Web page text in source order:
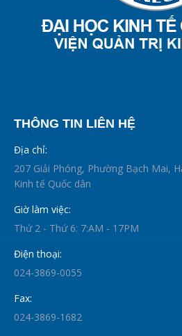
THÔNG TIN LIÊN HỆ
Địa chỉ:
207 Giải Phóng, Phường Bạch Mai,
Kinh tế Quốc dân
Giờ làm việc:
Thứ 2 - Thứ 6: 7:AM - 17PM
Điện thoại:
024-3869-0055
Fax:
024-3869-1682